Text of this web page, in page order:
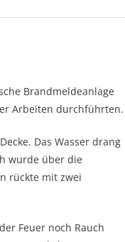
Brandmeldeanlage
Arbeiten durchführten.
Das Wasser drang
wurde über die
rückte mit zwei
Feuer noch Rauch